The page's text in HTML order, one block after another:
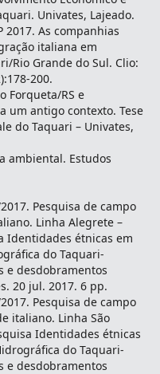
Univates, Lajeado.
2017. As companhias
italiana em
Rio Grande do Sul. Clio:
200.
Forqueta/RS e
um antigo contexto. Tese
do Taquari – Univates,
ambiental. Estudos
Pesquisa de campo
Linha Alegrete –
Identidades étnicas em
do Taquari-
e desdobramentos
20 jul. 2017. 6 pp.
Pesquisa de campo
italiano. Linha São
Identidades étnicas
do Taquari-
e desdobramentos